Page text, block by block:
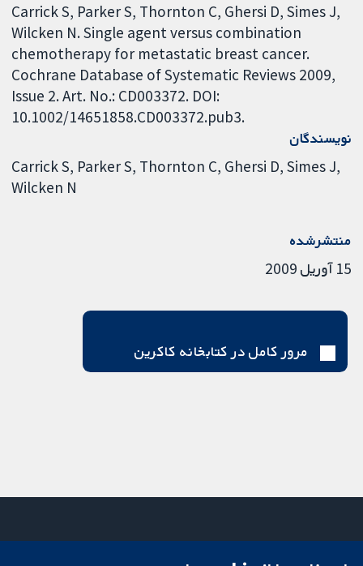
Carrick S, Parker S, Thornton C, Ghersi D, Simes J,
Wilcken N. Single agent versus combination
chemotherapy for metastatic breast cancer.
Cochrane Database of Systematic Reviews 2009,
Issue 2. Art. No.: CD003372. DOI:
10.1002/14651858.CD003372.pub3.
نویسندگان
Carrick S Parker S Thornton C Ghersi D Simes J
Wilcken N
منتشرشده
15 آوریل 2009
مرور کامل در کتابخانه کاکرین